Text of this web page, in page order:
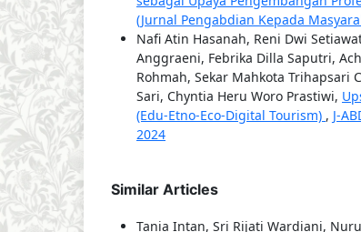
(Jurnal Pengabdian Kepada
Nafi Atin Hasanah, Reni Dwi
Anggraeni, Febrika Dilla Saputri,
Rohmah, Sekar Mahkota Trihapsari
Sari, Chyntia Heru Woro Prastiwi,
(Edu-Etno-Eco-Digital Tourism) , J-
2024
Similar Articles
Tania Intan, Sri Rijati Wardiani,